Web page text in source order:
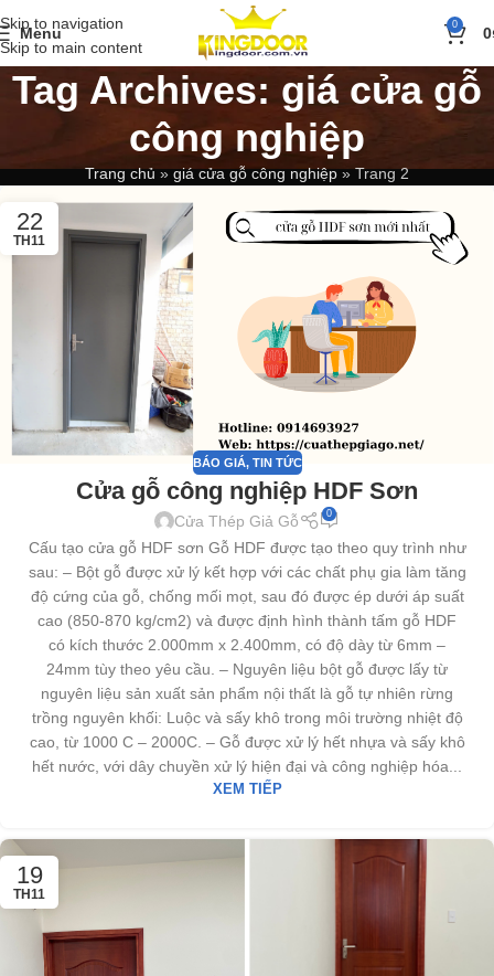
Skip to navigation
Skip to main content
Menu 0 0
Tag Archives: giá cửa gỗ
công nghiệp
Trang chủ»giá cửa gỗ công nghiệp»Trang 2
22
TH11
BÁO GIÁ, TIN TỨC
Cửa gỗ công nghiệp HDF Sơn
Cửa Thép Giả Gỗ 0
Cấu tạo cửa gỗ HDF sơn Gỗ HDF được tạo theo quy trình như
sau: – Bột gỗ được xử lý kết hợp với các chất phụ gia làm tăng
độ cứng của gỗ, chống mối mọt, sau đó được ép dưới áp suất
cao (850-870 kg/cm2) và được định hình thành tấm gỗ HDF
có kích thước 2.000mm x 2.400mm, có độ dày từ 6mm –
24mm tùy theo yêu cầu. – Nguyên liệu bột gỗ được lấy từ
nguyên liệu sản xuất sản phẩm nội thất là gỗ tự nhiên rừng
trồng nguyên khối: Luộc và sấy khô trong môi trường nhiệt độ
cao, từ 1000 C – 2000C. – Gỗ được xử lý hết nhựa và sấy khô
hết nước, với dây chuyền xử lý hiện đại và công nghiệp hóa...
XEM TIẾP
19
TH11